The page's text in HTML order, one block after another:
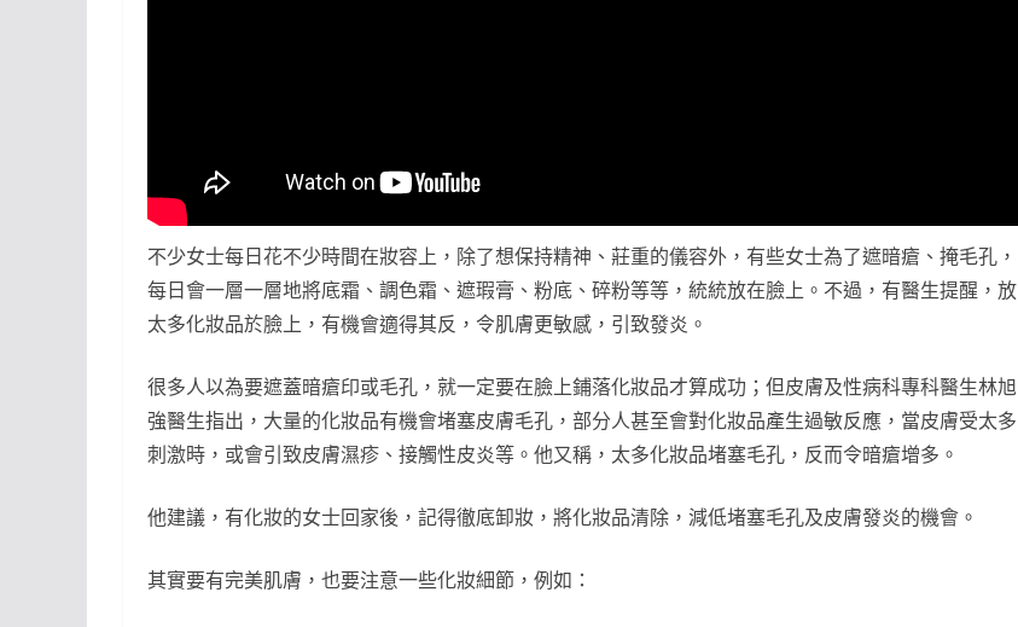
不少女士每日花不少時間在妝容上，除了想保持精神、莊重的儀容外，有些女士為了遮暗瘡、掩毛孔，
每日會一層一層地將底霜、調色霜、遮瑕膏、粉底、碎粉等等，統統放在臉上。不過，有醫生提醒，放
太多化妝品於臉上，有機會適得其反，令肌膚更敏感，引致發炎。
很多人以為要遮蓋暗瘡印或毛孔，就一定要在臉上鋪落化妝品才算成功；但皮膚及性病科專科醫生林旭
強醫生指出，大量的化妝品有機會堵塞皮膚毛孔，部分人甚至會對化妝品產生過敏反應，當皮膚受太多
刺激時，或會引致皮膚濕疹、接觸性皮炎等。他又稱，太多化妝品堵塞毛孔，反而令暗瘡增多。
他建議，有化妝的女士回家後，記得徹底卸妝，將化妝品清除，減低堵塞毛孔及皮膚發炎的機會。
其實要有完美肌膚，也要注意一些化妝細節，例如：